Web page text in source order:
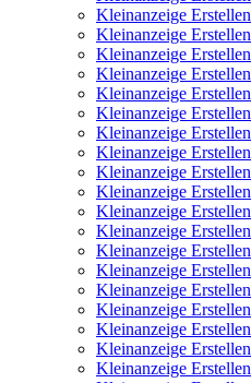
Kleinanzeige Erstellen
Kleinanzeige Erstellen
Kleinanzeige Erstellen
Kleinanzeige Erstellen
Kleinanzeige Erstellen
Kleinanzeige Erstellen
Kleinanzeige Erstellen
Kleinanzeige Erstellen
Kleinanzeige Erstellen
Kleinanzeige Erstellen
Kleinanzeige Erstellen
Kleinanzeige Erstellen
Kleinanzeige Erstellen
Kleinanzeige Erstellen
Kleinanzeige Erstellen
Kleinanzeige Erstellen
Kleinanzeige Erstellen
Kleinanzeige Erstellen
Kleinanzeige Erstellen